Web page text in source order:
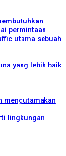
permintaan
utama sebuah
yang lebih baik
mengutamakan
lingkungan